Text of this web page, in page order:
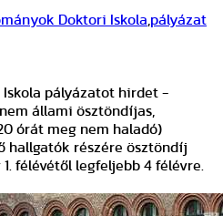
Doktori Iskola pályázat
pályázatot hirdet -
állami ösztöndíjas,
órát meg nem haladó)
hallgatók részére ösztöndíj
félévétől legfeljebb 4 félévre.